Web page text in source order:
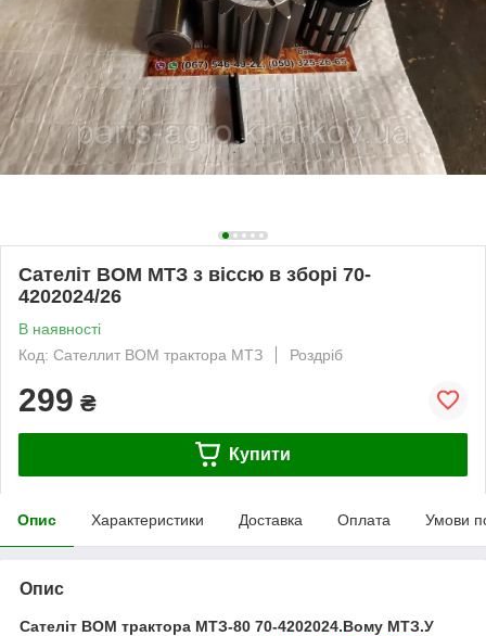
Сателіт ВОМ МТЗ з віссю в зборі 70-
4202024/26
В наявності
Код: Сателлит ВОМ трактора МТЗ
Роздріб
299 ₴
Купити
Опис Характеристики Доставка Оплата Умови
Опис
Сателіт ВОМ трактора МТЗ-80 70-4202024.Вому МТЗ.У